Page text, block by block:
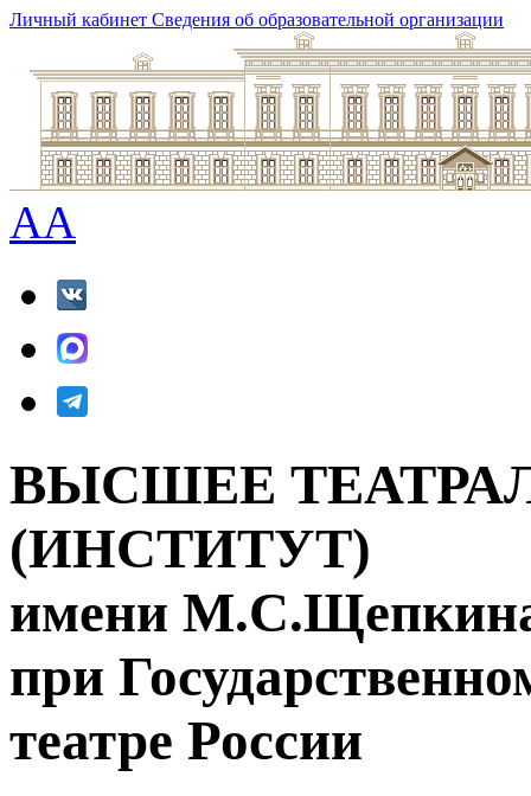
Личный кабинет Сведения об образовательной организации
AA
ВЫСШЕЕ
(ИНСТИТУТ)
имени
при
театре России